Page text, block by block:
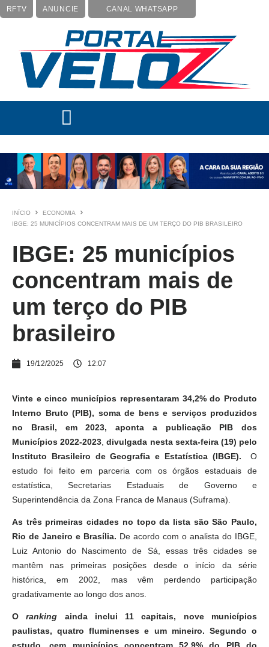
RFTV ANUNCIE CANAL WHATSAPP
INÍCIO
ECONOMIA
IBGE: 25 MUNICÍPIOS CONCENTRAM MAIS DE UM TERÇO DO PIB BRASILEIRO
IBGE: 25 municípios
concentram mais de
um terço do PIB
brasileiro
19/12/2025 12:07
Vinte e cinco municípios representaram 34,2% do Produto
Interno Bruto (PIB), soma de bens e serviços produzidos
no Brasil, em 2023, aponta a publicação PIB dos
Municípios 2022-2023,divulgada nesta sexta-feira (19) pelo
Instituto Brasileiro de Geografia e Estatística (IBGE).
O
estudo foi feito em parceria com os órgãos estaduais de
estatística, Secretarias Estaduais de Governo e
Superintendência da Zona Franca de Manaus (Suframa).
As três primeiras cidades no topo da lista são São Paulo,
Rio de Janeiro e Brasília. De acordo com o analista do IBGE,
Luiz Antonio do Nascimento de Sá, essas três cidades se
mantêm nas primeiras posições desde o início da série
histórica, em 2002, mas vêm perdendo participação
gradativamente ao longo dos anos.
Oranking ainda inclui 11 capitais, nove municípios
paulistas, quatro fluminenses e um mineiro. Segundo o